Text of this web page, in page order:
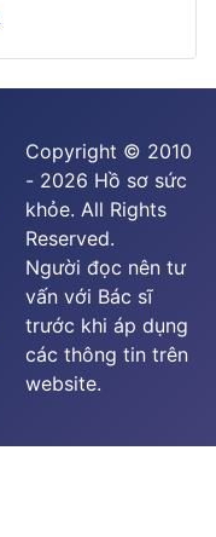
Copyright © 2010
- 2026 Hồ sơ sức
khỏe. All Rights
Reserved.
Người đọc nên tư
vấn với Bác sĩ
trước khi áp dụng
các thông tin trên
website.